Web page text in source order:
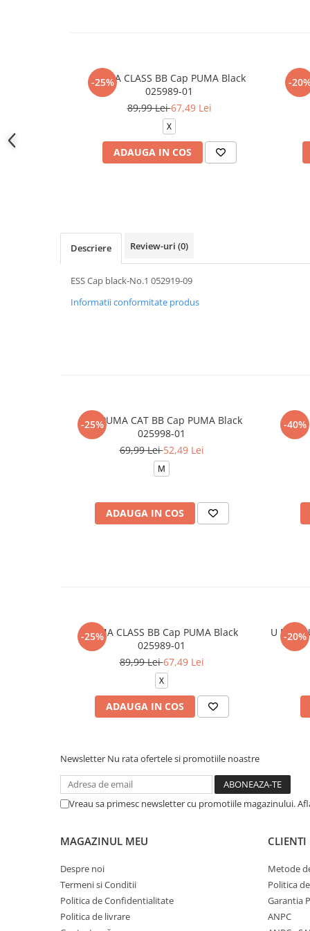
-25%
PUMA CLASS BB Cap PUMA Black
025989-01
89,99 Lei67,49 Lei
X
ADAUGA IN COS
-U
Descriere Review-uri (0)
ESS Cap black-No.1 052919-09
Informatii conformitate produs
-25%
ESS PUMA CAT BB Cap PUMA Black
025998-01
69,99 Lei52,49 Lei
M
ADAUGA IN COS
-40%
-25%
PUMA CLASS BB Cap PUMA Black
025989-01
89,99 Lei67,49 Lei
X
ADAUGA IN COS
-20%
U NK
Newsletter Nu rata ofertele si promotiile noastre
Vreau sa primesc newsletter cu promotiile magazinului.
MAGAZINUL MEU
Despre noi
Termeni si Conditii
Politica de Confidentialitate
Politica de livrare
CLIENTI
Metode
Politica
Garantia
ANPC